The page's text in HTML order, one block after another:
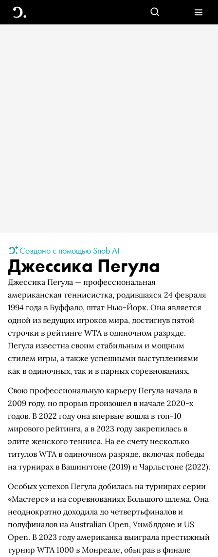
Создано с помощью Snob AI
Джессика Пегула
Джессика Пегула — профессиональная
американская теннисистка, родившаяся 24 февраля
1994 года в Буффало, штат Нью-Йорк. Она является
одной из ведущих игроков мира, достигнув пятой
строчки в рейтинге WTA в одиночном разряде.
Пегула известна своим стабильным и мощным
стилем игры, а также успешными выступлениями
как в одиночных, так и в парных соревнованиях.
Свою профессиональную карьеру Пегула начала в
2009 году, но прорыв произошел в начале 2020-х
годов. В 2022 году она впервые вошла в топ-10
мирового рейтинга, а в 2023 году закрепилась в
элите женского тенниса. На ее счету несколько
титулов WTA в одиночном разряде, включая победы
на турнирах в Вашингтоне (2019) и Чарльстоне (2022).
Особых успехов Пегула добилась на турнирах серии
«Мастерс» и на соревнованиях Большого шлема. Она
неоднократно доходила до четвертьфиналов и
полуфиналов на Australian Open, Уимблдоне и US
Open. В 2023 году американка выиграла престижный
турнир WTA 1000 в Монреале, обыграв в финале